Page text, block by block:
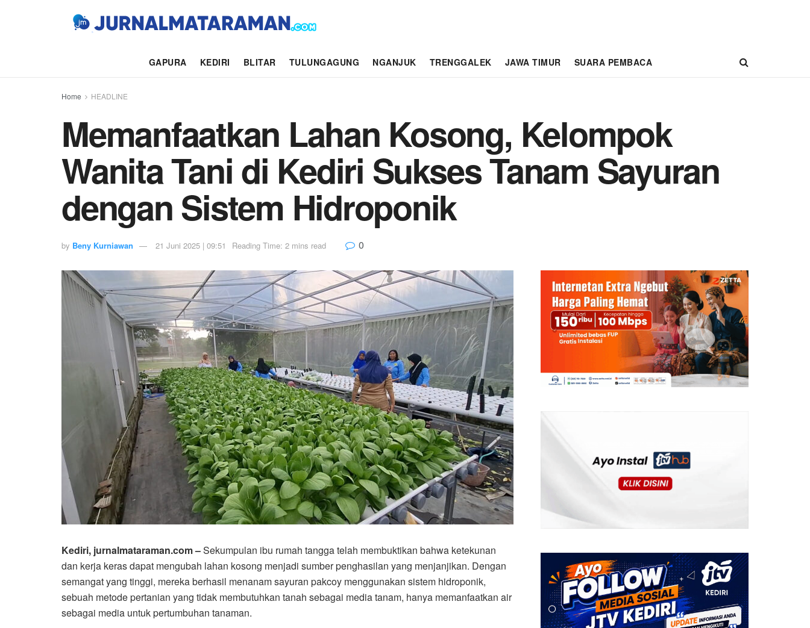
GAPURA KEDIRI BLITAR TULUNGAGUNG NGANJUK TRENGGALEK JAWA TIMUR SUARA PEMBACA
Home HEADLINE
Memanfaatkan Lahan Kosong, Kelompok
Wanita Tani di Kediri Sukses Tanam Sayuran
dengan Sistem Hidroponik
by Beny Kurniawan 21 Juni 2025 | 09:51 Reading Time: 2 mins read 0
Kediri, jurnalmataraman.com –Sekumpulan ibu rumah tangga telah membuktikan bahwa ketekunan
dan kerja keras dapat mengubah lahan kosong menjadi sumber penghasilan yang menjanjikan. Dengan
semangat yang tinggi, mereka berhasil menanam sayuran pakcoy menggunakan sistem hidroponik,
sebuah metode pertanian yang tidak membutuhkan tanah sebagai media tanam, hanya memanfaatkan air
sebagai media untuk pertumbuhan tanaman.